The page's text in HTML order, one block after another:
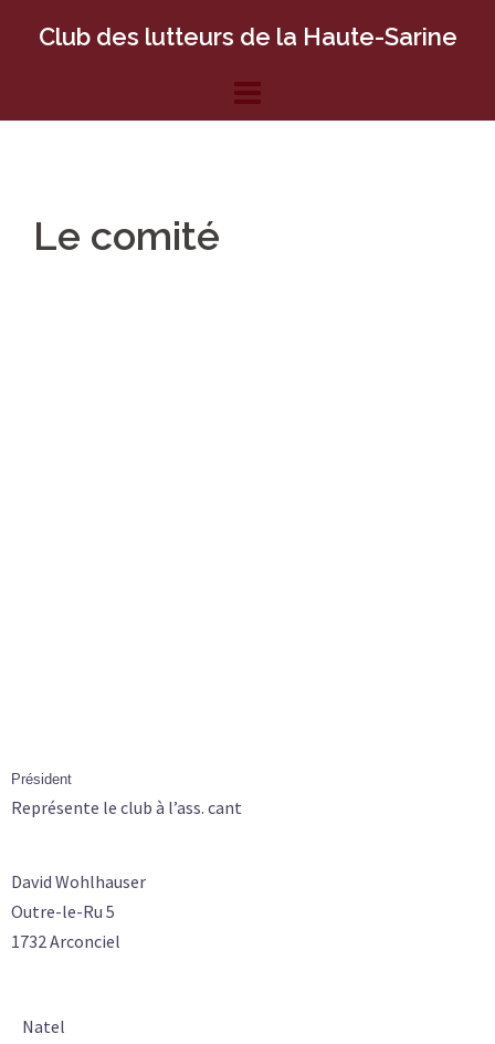
Club des lutteurs de la Haute-Sarine
Le comité
Président
Représente le club à l’ass. cant
David Wohlhauser
Outre-le-Ru 5
1732 Arconciel
Natel